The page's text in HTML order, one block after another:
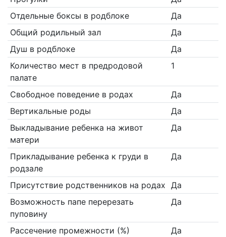
Отдельные боксы в родблоке
Да
Общий родильный зал
Да
Душ в родблоке
Да
Количество мест в предродовой
палате
1
Свободное поведение в родах
Да
Вертикальные роды
Да
Выкладывание ребенка на живот
матери
Да
Прикладывание ребенка к груди в
родзале
Да
Присутствие родственников на родах Да
Возможность папе перерезать
пуповину
Да
Рассечение промежности (%)
Да